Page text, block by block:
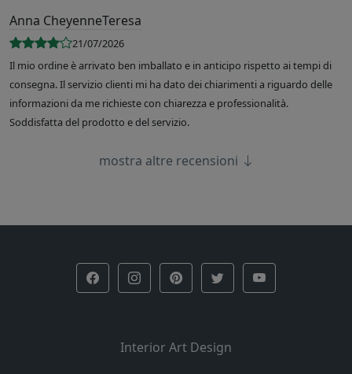
Anna CheyenneTeresa
21/07/2026
Il mio ordine è arrivato ben imballato e in anticipo rispetto ai tempi di
consegna. Il servizio clienti mi ha dato dei chiarimenti a riguardo delle
informazioni da me richieste con chiarezza e professionalità.
Soddisfatta del prodotto e del servizio.
mostra altre recensioni
Interior Art Design